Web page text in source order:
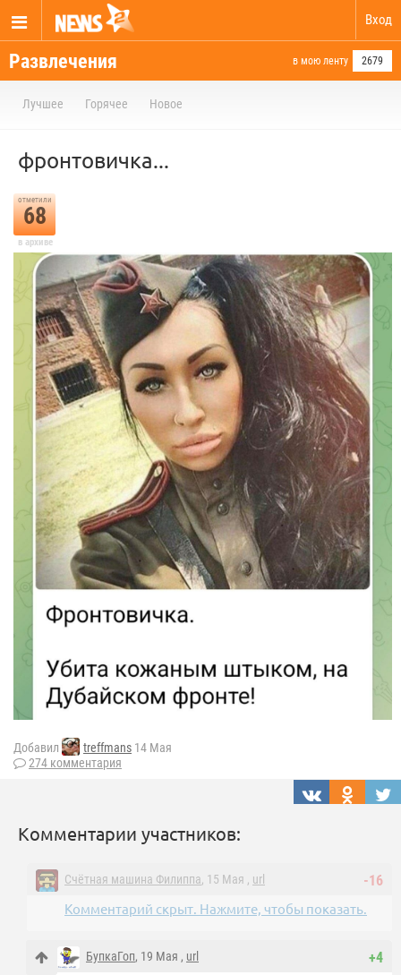
Вход
Развлечения в мою ленту 2679
Лучшее Горячее Новое
фронтовичка...
отметили
68
в архиве
Добавил treffmans 14 Мая
274 комментария
Комментарии участников:
-16
Счётная машина Филиппа, 15 Мая , url
Комментарий скрыт. Нажмите, чтобы показать.
+4
БупкаГоп, 19 Мая , url